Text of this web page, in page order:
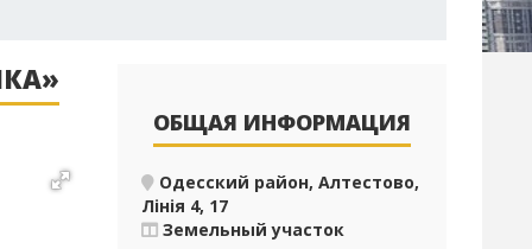
ОБЩАЯ ИНФОРМАЦИЯ
Одесский район, Алтестово,
Лінія 4, 17
Земельный участок